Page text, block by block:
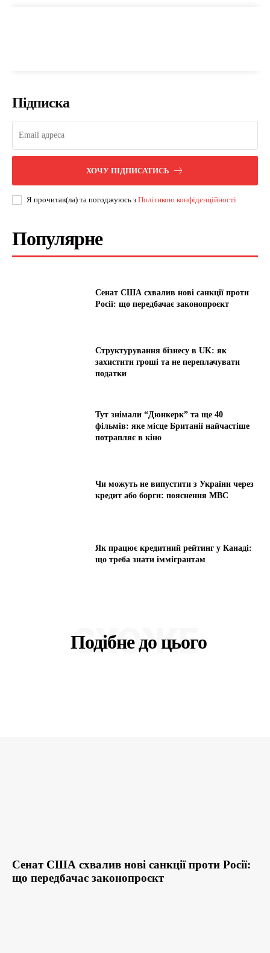
Підписка
ХОЧУ ПІДПИСАТИСЬ
Я прочитав(ла) та погоджуюсь з Політикою конфіденційності
Популярне
Сенат США схвалив нові санкції проти
Росії: що передбачає законопроєкт
Структурування бізнесу в UK: як
захистити гроші та не переплачувати
податки
Тут знімали “Дюнкерк” та ще 40
фільмів: яке місце Британії найчастіше
потрапляє в кіно
Чи можуть не випустити з України через
кредит або борги: пояснення МВС
Як працює кредитний рейтинг у Канаді:
що треба знати іммігрантам
Подібне до цього
СХОЖЕ
Сенат США схвалив нові санкції проти Росії:
що передбачає законопроєкт